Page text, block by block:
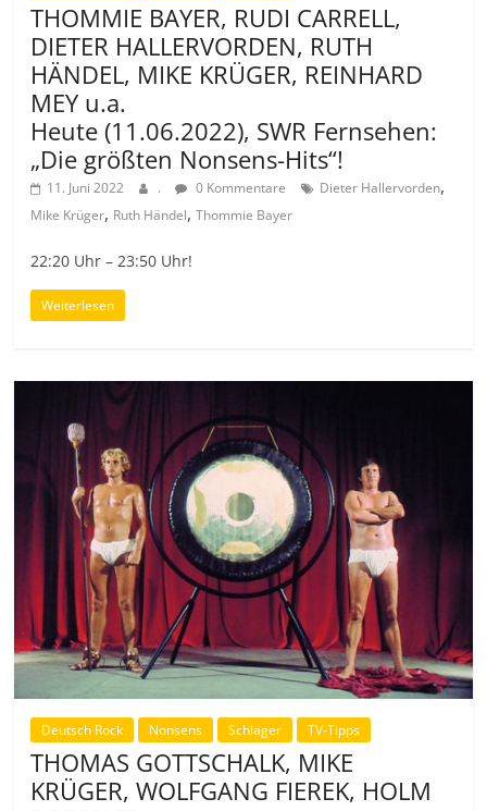
THOMMIE BAYER, RUDI CARRELL,
DIETER HALLERVORDEN, RUTH
HÄNDEL, MIKE KRÜGER, REINHARD
MEY u.a.
Heute (11.06.2022), SWR Fernsehen:
„Die größten Nonsens-Hits“!
11. Juni 2022 . 0 Kommentare Dieter Hallervorden,
Mike Krüger, Ruth Händel,Thommie Bayer
22:20 Uhr – 23:50 Uhr!
Weiterlesen
Deutsch Rock Nonsens Schlager TV-Tipps
THOMAS GOTTSCHALK, MIKE
KRÜGER, WOLFGANG FIEREK, HOLM